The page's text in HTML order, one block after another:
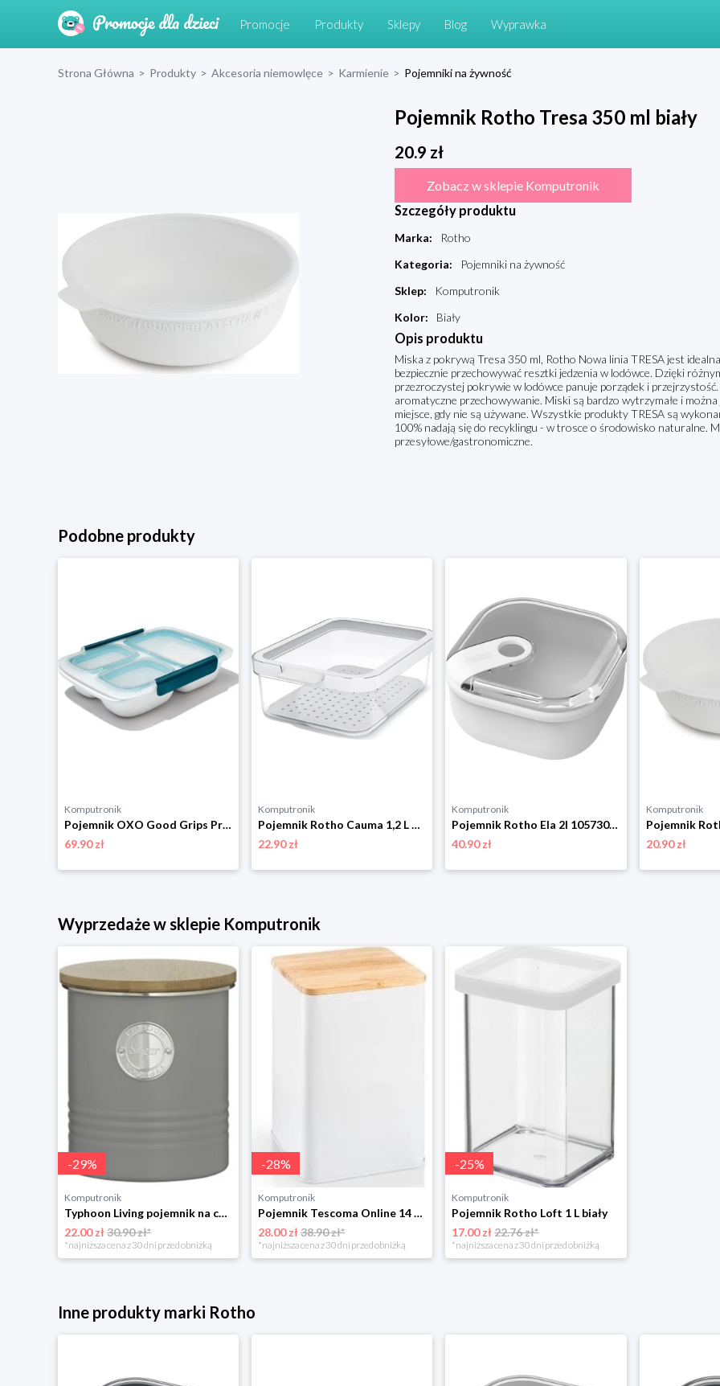
Promocje Produkty Sklepy Blog Wyprawka
Strona Główna > Produkty > Akcesoria niemowlęce > Karmienie > Pojemniki na żywność
Pojemnik Rotho Tresa 350 ml biały
20.9 zł
Zobacz w sklepie Komputronik
Szczegóły produktu
Marka:
Rotho
Kategoria:
Pojemniki na żywność
Sklep:
Komputronik
Kolor: Biały
Opis produktu
Miska z pokrywą Tresa 350 ml, Rotho Nowa linia TRESA jest
bezpiecznie przechowywać resztki jedzenia w lodówce. Dzięki
przezroczystej pokrywie w lodówce panuje porządek i
aromatyczne przechowywanie. Miski są bardzo wytrzymałe i można
miejsce, gdy nie są używane. Wszystkie produkty TRESA są
100% nadają się do recyklingu - w trosce o środowisko naturalne.
przesyłowe/gastronomiczne.
Podobne produkty
Komputronik
Pojemnik OXO Good Grips Prep and Go 0.97 l 11301800 biały
69.90 zł
Komputronik
Pojemnik Rotho Cauma 1,2 L biały
22.90 zł
Komputronik
Pojemnik Rotho Ela 2l 1057301023 biały
40.90 zł
Komputronik
20.90 zł
Wyprzedaże w sklepie Komputronik
-29%
Komputronik
Typhoon Living pojemnik na cukier szary 1400.733
22.00 zł30.90 zł*
*najniższa cena z 30 dni przed obniżką
-28%
Komputronik
Pojemnik Tescoma Online 14 cm 900839.00 biały
28.00 zł38.90 zł*
*najniższa cena z 30 dni przed obniżką
-25%
Komputronik
Pojemnik Rotho Loft 1 L biały
17.00 zł22.76 zł*
*najniższa cena z 30 dni przed obniżką
Inne produkty marki Rotho